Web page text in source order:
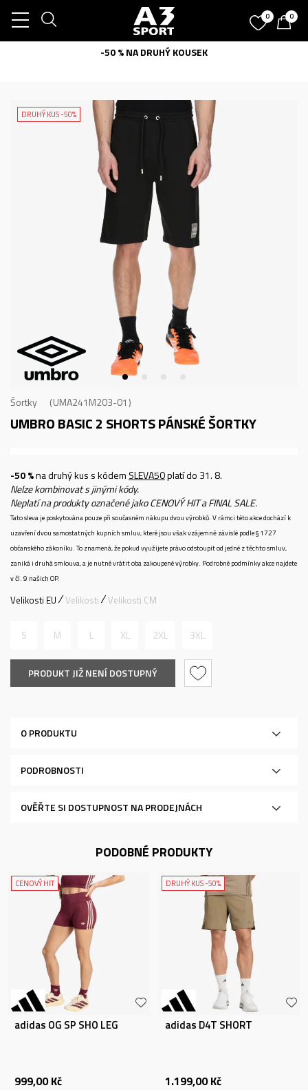
0 0
-50 % NA DRUHÝ KOUSEK
DRUHÝ KUS -50%
Šortky UMA241M203-01
UMBRO BASIC 2 SHORTSPÁNSKÉ ŠORTKY
-50 %na druhý kus s kódem SLEVA50platí do 31. 8.
Nelze kombinovat s jinými kódy.
Neplatí na produkty označené jako CENOVÝ HIT a FINAL SALE.
Tato sleva je poskytována pouze při současném nákupu dvou výrobků. V rámci této akce dochází k
uzavření dvou samostatných kupních smluv, které jsou však vzájemně závislé podle § 1727
občanského zákoníku. To znamená, že pokud využijete právo odstoupit od jedné z těchto smluv,
zaniká i druhá smlouva, a je nutné vrátit oba zakoupené výrobky. Podrobné podmínky akce najdete
v čl. 9 našich OP.
Velikosti EU Velikosti Velikosti CM
S M L XL 2XL 3XL
PRODUKT JIŽ NENÍ DOSTUPNÝ
O PRODUKTU
PODROBNOSTI
OVĚŘTE SI DOSTUPNOST NA PRODEJNÁCH
PODOBNÉ PRODUKTY
CENOVÝ HIT
adidas OG SP SHO LEG
999,00 Kč
DRUHÝ KUS -50%
adidas D4T SHORT
1.199,00 Kč